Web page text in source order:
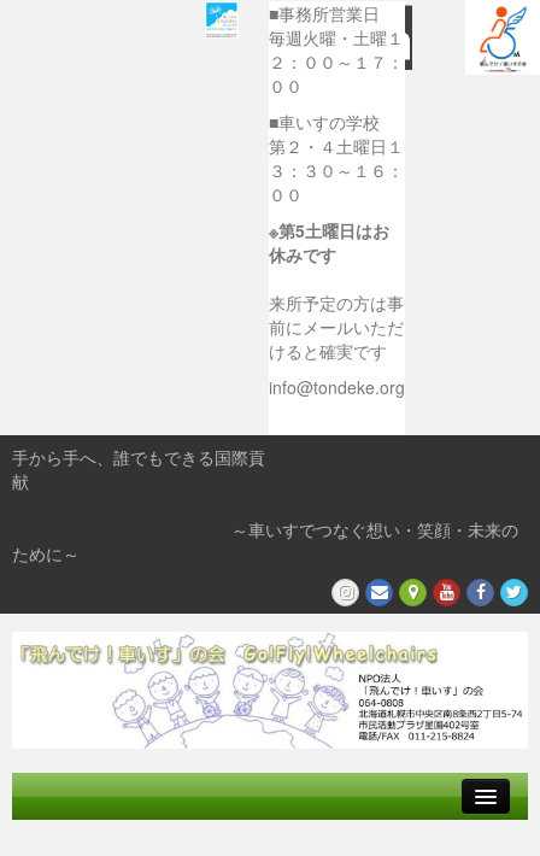
■事務所営業日
毎週火曜・土曜１
２：００～１７：
００
■車いすの学校
第２・４土曜日１
３：３０～１６：
００
※第5土曜日はお
休みです
来所予定の方は事
前にメールいただ
けると確実です
info@tondeke.org
手から手へ、誰でもできる国際貢
献
～車いすでつなぐ想い・笑顔・未来の
ために～